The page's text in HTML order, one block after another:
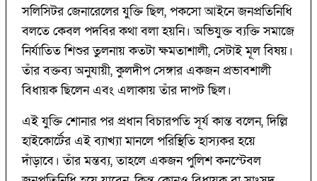
সলিসিটর জেনারেলের যুক্তি ছিল, পকসো আইনে জনপ্রতিনিধি
বলতে কেবল পদবির কথা বলা হয়নি। অভিযুক্ত ব্যক্তি সমাজে
নির্যাতিত শিশুর তুলনায় কতটা ক্ষমতাশালী, সেটাই মূল বিষয়।
তাঁর বক্তব্য অনুযায়ী, কুলদীপ সেঙ্গার একজন প্রভাবশালী
বিধায়ক ছিলেন এবং এলাকায় তাঁর দাপট ছিল।
এই যুক্তি শোনার পর প্রধান বিচারপতি সূর্য কান্ত বলেন, দিল্লি
হাইকোর্টের এই ব্যাখ্যা মানলে পরিস্থিতি হাস্যকর হয়ে
দাঁড়াবে। তাঁর মন্তব্য, তাহলে একজন পুলিশ কনস্টেবল